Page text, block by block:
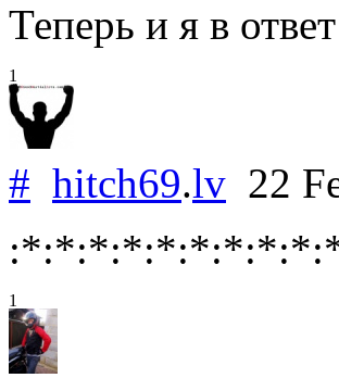
Теперь и я в
1
# hitch69.lv 22
1